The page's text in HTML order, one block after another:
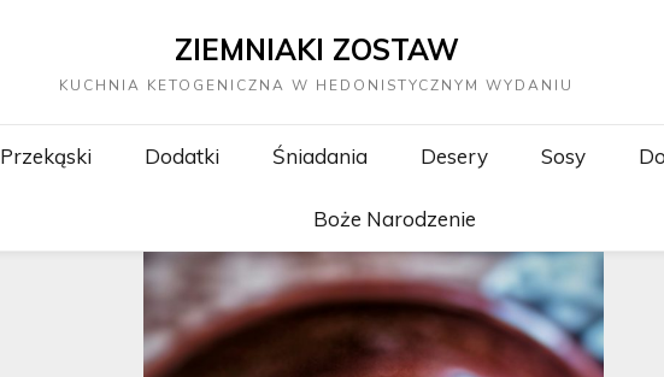
ZIEMNIAKI ZOSTAW
KUCHNIA KETOGENICZNA W HEDONISTYCZNYM WYDANIU
Przekąski Dodatki Śniadania Desery Sosy
Boże Narodzenie